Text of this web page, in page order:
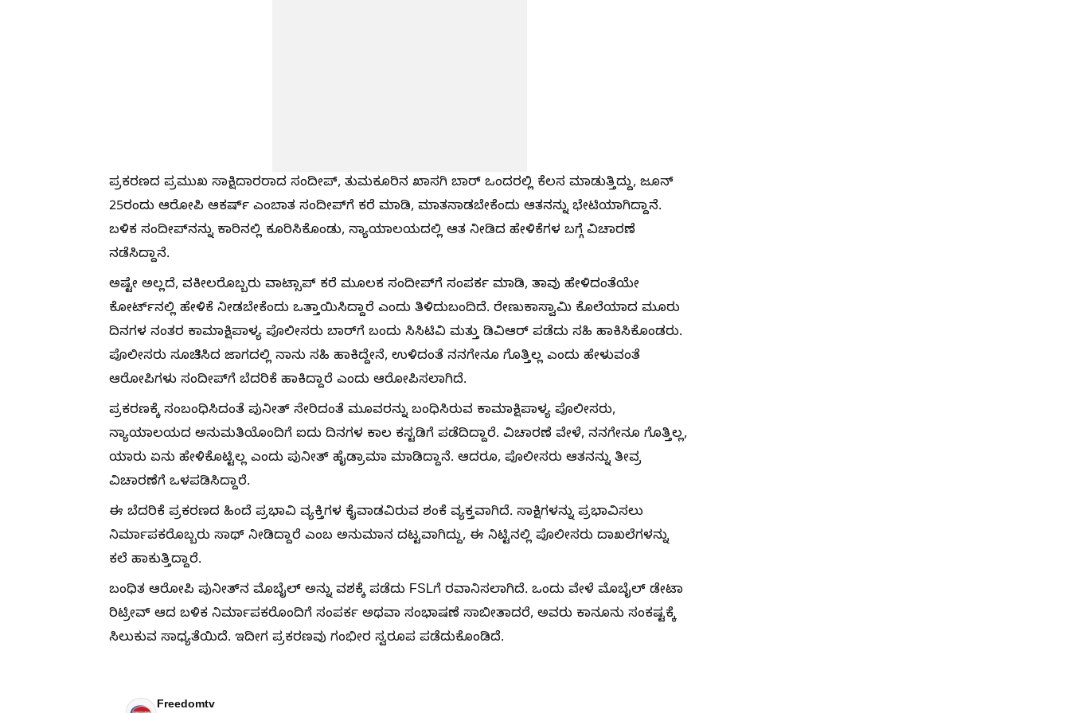
ಪ್ರಕರಣದ ಪ್ರಮುಖ ಸಾಕ್ಷಿದಾರರಾದ ಸಂದೀಪ್, ತುಮಕೂರಿನ ಖಾಸಗಿ ಬಾರ್ ಒಂದರಲ್ಲಿ ಕೆಲಸ ಮಾಡುತ್ತಿದ್ದು, ಜೂನ್
25ರಂದು ಆರೋಪಿ ಆಕರ್ಷ್ ಎಂಬಾತ ಸಂದೀಪ್‌ಗೆ ಕರೆ ಮಾಡಿ, ಮಾತನಾಡಬೇಕೆಂದು ಆತನನ್ನು ಭೇಟಿಯಾಗಿದ್ದಾನೆ.
ಬಳಿಕ ಸಂದೀಪ್‌ನನ್ನು ಕಾರಿನಲ್ಲಿ ಕೂರಿಸಿಕೊಂಡು, ನ್ಯಾಯಾಲಯದಲ್ಲಿ ಆತ ನೀಡಿದ ಹೇಳಿಕೆಗಳ ಬಗ್ಗೆ ವಿಚಾರಣೆ
ನಡೆಸಿದ್ದಾನೆ.
ಅಷ್ಟೇ ಅಲ್ಲದೆ, ವಕೀಲರೊಬ್ಬರು ವಾಟ್ಸಾಪ್ ಕರೆ ಮೂಲಕ ಸಂದೀಪ್‌ಗೆ ಸಂಪರ್ಕ ಮಾಡಿ, ತಾವು ಹೇಳಿದಂತೆಯೇ
ಕೋರ್ಟ್‌ನಲ್ಲಿ ಹೇಳಿಕೆ ನೀಡಬೇಕೆಂದು ಒತ್ತಾಯಿಸಿದ್ದಾರೆ ಎಂದು ತಿಳಿದುಬಂದಿದೆ. ರೇಣುಕಾಸ್ವಾಮಿ ಕೊಲೆಯಾದ ಮೂರು
ದಿನಗಳ ನಂತರ ಕಾಮಾಕ್ಷಿಪಾಳ್ಯ ಪೊಲೀಸರು ಬಾರ್‌ಗೆ ಬಂದು ಸಿಸಿಟಿವಿ ಮತ್ತು ಡಿವಿಆರ್ ಪಡೆದು ಸಹಿ ಹಾಕಿಸಿಕೊಂಡರು.
ಪೊಲೀಸರು ಸೂಚಿಸಿದ ಜಾಗದಲ್ಲಿ ನಾನು ಸಹಿ ಹಾಕಿದ್ದೇನೆ, ಉಳಿದಂತೆ ನನಗೇನೂ ಗೊತ್ತಿಲ್ಲ ಎಂದು ಹೇಳುವಂತೆ
ಆರೋಪಿಗಳು ಸಂದೀಪ್‌ಗೆ ಬೆದರಿಕೆ ಹಾಕಿದ್ದಾರೆ ಎಂದು ಆರೋಪಿಸಲಾಗಿದೆ.
ಪ್ರಕರಣಕ್ಕೆ ಸಂಬಂಧಿಸಿದಂತೆ ಪುನೀತ್ ಸೇರಿದಂತೆ ಮೂವರನ್ನು ಬಂಧಿಸಿರುವ ಕಾಮಾಕ್ಷಿಪಾಳ್ಯ ಪೊಲೀಸರು,
ನ್ಯಾಯಾಲಯದ ಅನುಮತಿಯೊಂದಿಗೆ ಐದು ದಿನಗಳ ಕಾಲ ಕಸ್ಟಡಿಗೆ ಪಡೆದಿದ್ದಾರೆ. ವಿಚಾರಣೆ ವೇಳೆ, ನನಗೇನೂ ಗೊತ್ತಿಲ್ಲ,
ಯಾರು ಏನು ಹೇಳಿಕೊಟ್ಟಿಲ್ಲ ಎಂದು ಪುನೀತ್ ಹೈಡ್ರಾಮಾ ಮಾಡಿದ್ದಾನೆ. ಆದರೂ, ಪೊಲೀಸರು ಆತನನ್ನು ತೀವ್ರ
ವಿಚಾರಣೆಗೆ ಒಳಪಡಿಸಿದ್ದಾರೆ.
ಈ ಬೆದರಿಕೆ ಪ್ರಕರಣದ ಹಿಂದೆ ಪ್ರಭಾವಿ ವ್ಯಕ್ತಿಗಳ ಕೈವಾಡವಿರುವ ಶಂಕೆ ವ್ಯಕ್ತವಾಗಿದೆ. ಸಾಕ್ಷಿಗಳನ್ನು ಪ್ರಭಾವಿಸಲು
ನಿರ್ಮಾಪಕರೊಬ್ಬರು ಸಾಥ್ ನೀಡಿದ್ದಾರೆ ಎಂಬ ಅನುಮಾನ ದಟ್ಟವಾಗಿದ್ದು, ಈ ನಿಟ್ಟಿನಲ್ಲಿ ಪೊಲೀಸರು ದಾಖಲೆಗಳನ್ನು
ಕಲೆ ಹಾಕುತ್ತಿದ್ದಾರೆ.
ಬಂಧಿತ ಆರೋಪಿ ಪುನೀತ್‌ನ ಮೊಬೈಲ್ ಅನ್ನು ವಶಕ್ಕೆ ಪಡೆದು FSLಗೆ ರವಾನಿಸಲಾಗಿದೆ. ಒಂದು ವೇಳೆ ಮೊಬೈಲ್ ಡೇಟಾ
ರಿಟ್ರೀವ್ ಆದ ಬಳಿಕ ನಿರ್ಮಾಪಕರೊಂದಿಗೆ ಸಂಪರ್ಕ ಅಥವಾ ಸಂಭಾಷಣೆ ಸಾಬೀತಾದರೆ, ಅವರು ಕಾನೂನು ಸಂಕಷ್ಟಕ್ಕೆ
ಸಿಲುಕುವ ಸಾಧ್ಯತೆಯಿದೆ. ಇದೀಗ ಪ್ರಕರಣವು ಗಂಭೀರ ಸ್ವರೂಪ ಪಡೆದುಕೊಂಡಿದೆ.
Freedomtv